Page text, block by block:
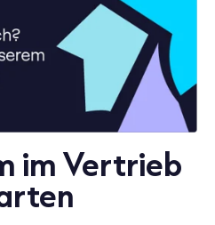
im Vertrieb